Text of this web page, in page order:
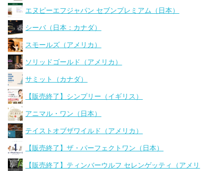
エヌピーエフジャパン セブンプレミアム（日本）
シーバ（日本：カナダ）
スモールズ（アメリカ）
ソリッドゴールド（アメリカ）
サミット（カナダ）
【販売終了】シンプリー（イギリス）
アニマル・ワン（日本）
テイストオブザワイルド（アメリカ）
【販売終了】ザ・パーフェクトワン（日本）
【販売終了】ティンバーウルフ セレンゲッティ（アメリ